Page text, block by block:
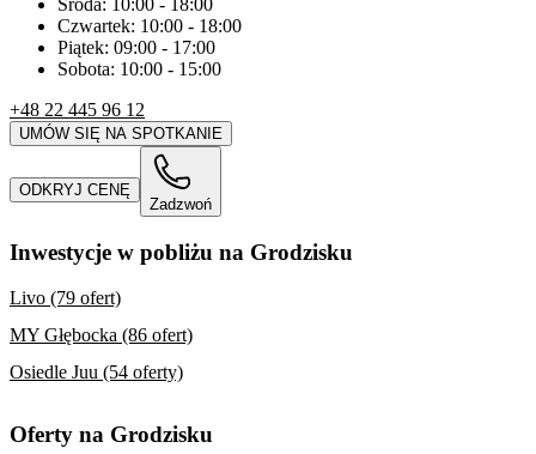
Czwartek: 10:00 - 18:00
Piątek: 09:00 - 17:00
Sobota: 10:00 - 15:00
+48 22 445 96 12
UMÓW SIĘ NA SPOTKANIE
ODKRYJ CENĘ
Zadzwoń
Inwestycje w pobliżu na Grodzisku
Livo (79 ofert)
MY Głębocka (86 ofert)
Osiedle Juu (54 oferty)
Oferty na Grodzisku